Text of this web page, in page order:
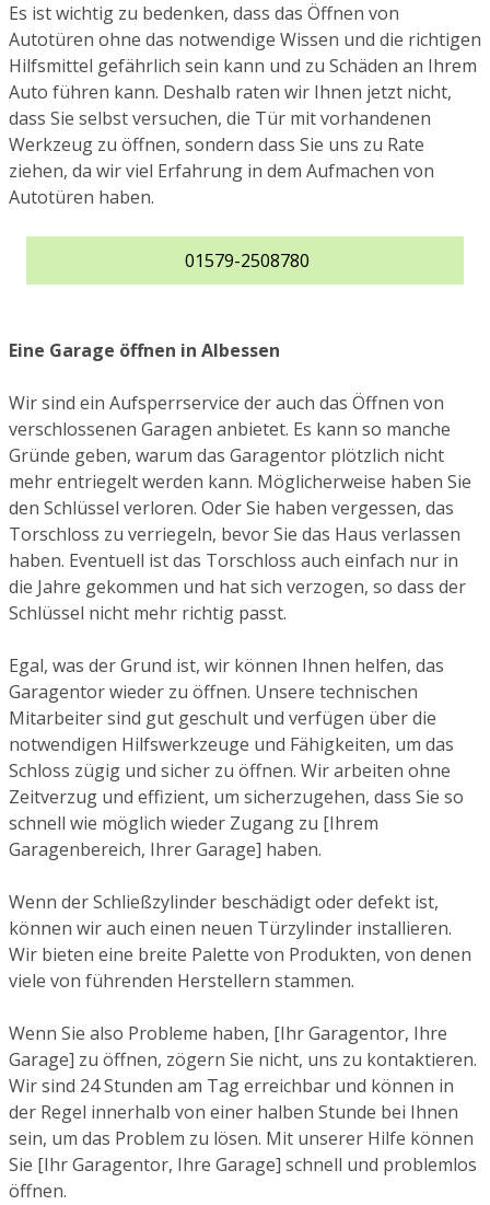
Es ist wichtig zu bedenken, dass das Öffnen von
Autotüren ohne das notwendige Wissen und die richtigen
Hilfsmittel gefährlich sein kann und zu Schäden an Ihrem
Auto führen kann. Deshalb raten wir Ihnen jetzt nicht,
dass Sie selbst versuchen, die Tür mit vorhandenen
Werkzeug zu öffnen, sondern dass Sie uns zu Rate
ziehen, da wir viel Erfahrung in dem Aufmachen von
Autotüren haben.
01579-2508780
Eine Garage öffnen in Albessen
Wir sind ein Aufsperrservice der auch das Öffnen von
verschlossenen Garagen anbietet. Es kann so manche
Gründe geben, warum das Garagentor plötzlich nicht
mehr entriegelt werden kann. Möglicherweise haben Sie
den Schlüssel verloren. Oder Sie haben vergessen, das
Torschloss zu verriegeln, bevor Sie das Haus verlassen
haben. Eventuell ist das Torschloss auch einfach nur in
die Jahre gekommen und hat sich verzogen, so dass der
Schlüssel nicht mehr richtig passt.
Egal, was der Grund ist, wir können Ihnen helfen, das
Garagentor wieder zu öffnen. Unsere technischen
Mitarbeiter sind gut geschult und verfügen über die
notwendigen Hilfswerkzeuge und Fähigkeiten, um das
Schloss zügig und sicher zu öffnen. Wir arbeiten ohne
Zeitverzug und effizient, um sicherzugehen, dass Sie so
schnell wie möglich wieder Zugang zu [Ihrem
Garagenbereich, Ihrer Garage] haben.
Wenn der Schließzylinder beschädigt oder defekt ist,
können wir auch einen neuen Türzylinder installieren.
Wir bieten eine breite Palette von Produkten, von denen
viele von führenden Herstellern stammen.
Wenn Sie also Probleme haben, [Ihr Garagentor, Ihre
Garage] zu öffnen, zögern Sie nicht, uns zu kontaktieren.
Wir sind 24 Stunden am Tag erreichbar und können in
der Regel innerhalb von einer halben Stunde bei Ihnen
sein, um das Problem zu lösen. Mit unserer Hilfe können
Sie [Ihr Garagentor, Ihre Garage] schnell und problemlos
öffnen.